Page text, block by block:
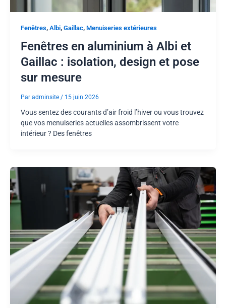
Fenêtres, Albi, Gaillac, Menuiseries extérieures
Fenêtres en aluminium à Albi et
Gaillac : isolation, design et pose
sur mesure
Par adminsite / 15 juin 2026
Vous sentez des courants d’air froid l’hiver ou vous trouvez
que vos menuiseries actuelles assombrissent votre
intérieur ? Des fenêtres